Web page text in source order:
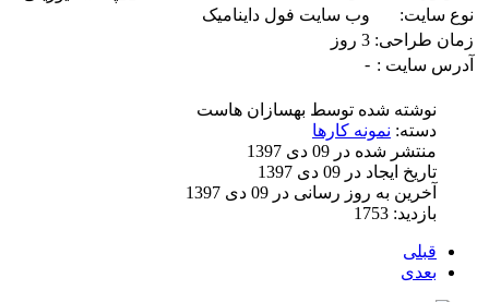
نوع سایت:
وب سایت فول داینامیک
زمان طراحی: 3 روز
آدرس سایت : -
نوشته شده توسط بهسازان هاست
دسته: نمونه کارها
منتشر شده در 09 دی 1397
تاریخ ایجاد در 09 دی 1397
آخرین به روز رسانی در 09 دی 1397
بازدید: 1753
قبلی
بعدی